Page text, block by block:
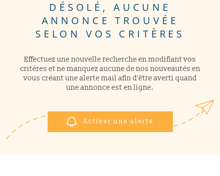
CONTACT
DÉSOLÉ, AUCUNE
ANNONCE TROUVÉE
SELON VOS CRITÈRES
Effectuez une nouvelle recherche en modifiant vos
critères et ne manquez aucune de nos nouveautés en
vous créant une alerte mail afin d'être averti quand
une annonce est en ligne.
Activer une alerte
Pièces
PIÈCES
CRITÈRES SUPPLÉMENTAIRES
Terrasse
RECHERCHER